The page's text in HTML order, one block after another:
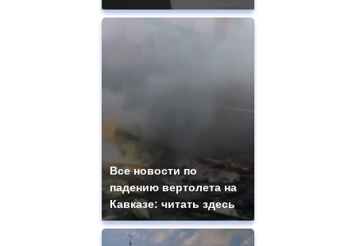
Все новости по
падению вертолета на
Кавказе: читать здесь